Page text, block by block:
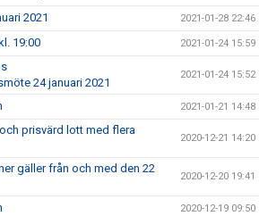
2021 2021-01-28 22:46
19:00 2021-01-24 15:59
24 januari 2021
2021-01-24 15:52
2021-01-21 14:48
prisvärd lott med flera
2020-12-21 14:20
gäller från och med den 22
2020-12-20 19:41
2020-12-19 09:50